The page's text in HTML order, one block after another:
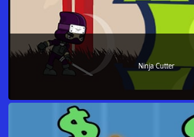
Ninja Cutter